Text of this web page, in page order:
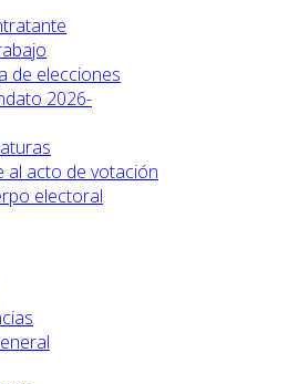
de elecciones
2026-
al acto de votación
electoral